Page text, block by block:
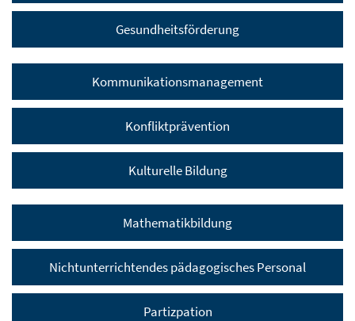
Gesundheitsförderung
Kommunikationsmanagement
Konfliktprävention
Kulturelle Bildung
Mathematikbildung
Nichtunterrichtendes pädagogisches Personal
Partizpation